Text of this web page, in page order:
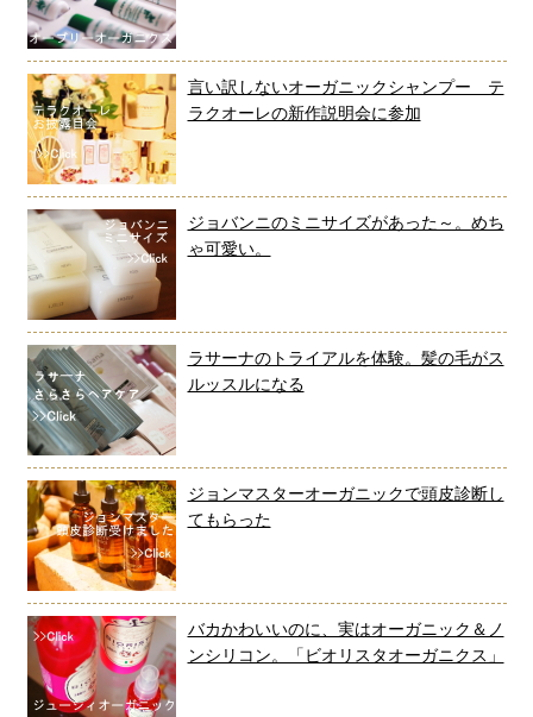
言い訳しないオーガニックシャンプー テ
ラクオーレの新作説明会に参加
ジョバンニのミニサイズがあった～。めち
ゃ可愛い。
ラサーナのトライアルを体験。髪の毛がス
ルッスルになる
ジョンマスターオーガニックで頭皮診断し
てもらった
バカかわいいのに、実はオーガニック＆ノ
ンシリコン。「ビオリスタオーガニクス」